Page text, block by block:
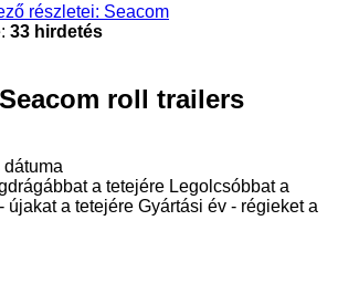
részletei: Seacom
33 hirdetés
Seacom roll trailers
dátuma
a tetejére Legolcsóbbat a
újakat a tetejére Gyártási év - régieket a